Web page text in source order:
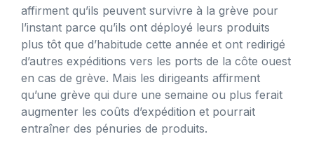
affirment qu’ils peuvent survivre à la grève pour
l’instant parce qu’ils ont déployé leurs produits
plus tôt que d’habitude cette année et ont redirigé
d’autres expéditions vers les ports de la côte ouest
en cas de grève. Mais les dirigeants affirment
qu’une grève qui dure une semaine ou plus ferait
augmenter les coûts d’expédition et pourrait
entraîner des pénuries de produits.